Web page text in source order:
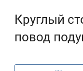
Круглый
повод